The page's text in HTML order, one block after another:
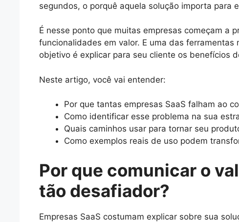
segundos, o porquê aquela solução importa para
É nesse ponto que muitas empresas começam a
funcionalidades em valor. E uma das
objetivo é explicar para seu cliente os benefícios
Neste artigo, você vai entender:
Por que tantas empresas SaaS falham ao
Como identificar esse problema na sua
Quais caminhos usar para tornar seu
Como exemplos reais de uso podem
Por que comunicar o
tão desafiador?
Empresas SaaS costumam explicar sobre sua